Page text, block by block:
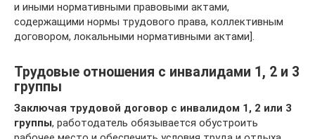
и иными нормативными правовыми актами,
содержащими нормы трудового права, коллективным
договором, локальными нормативными актами].
Трудовые отношения с инвалидами 1, 2 и 3
группы
Заключая трудовой договор с инвалидом 1, 2 или 3
группы, работодатель обязывается обустроить